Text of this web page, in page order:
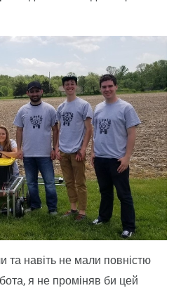
та навіть не мали повністю
я не проміняв би цей